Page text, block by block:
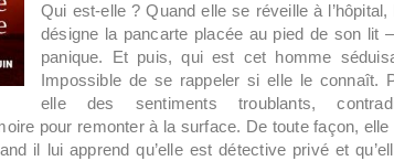
Qui est-elle ? Quand elle se réveille à
désigne la pancarte placée au pied de son lit
panique. Et puis, qui est cet homme
Impossible de se rappeler si elle le connaît.
elle des sentiments troublants,
pour remonter à la surface. De toute façon, elle
il lui apprend qu’elle est détective privé et